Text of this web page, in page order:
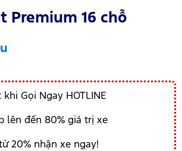
Premium 16 chỗ
Gọi Ngay HOTLINE
lên đến 80% giá trị xe
20% nhận xe ngay!